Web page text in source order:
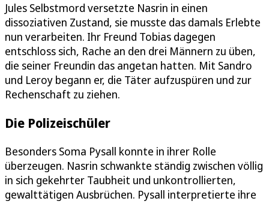
Jules Selbstmord versetzte Nasrin in einen
dissoziativen Zustand, sie musste das damals Erlebte
nun verarbeiten. Ihr Freund Tobias dagegen
entschloss sich, Rache an den drei Männern zu üben,
die seiner Freundin das angetan hatten. Mit Sandro
und Leroy begann er, die Täter aufzuspüren und zur
Rechenschaft zu ziehen.
Die Polizeischüler
Besonders Soma Pysall konnte in ihrer Rolle
überzeugen. Nasrin schwankte ständig zwischen völlig
in sich gekehrter Taubheit und unkontrollierten,
gewalttätigen Ausbrüchen. Pysall interpretierte ihre